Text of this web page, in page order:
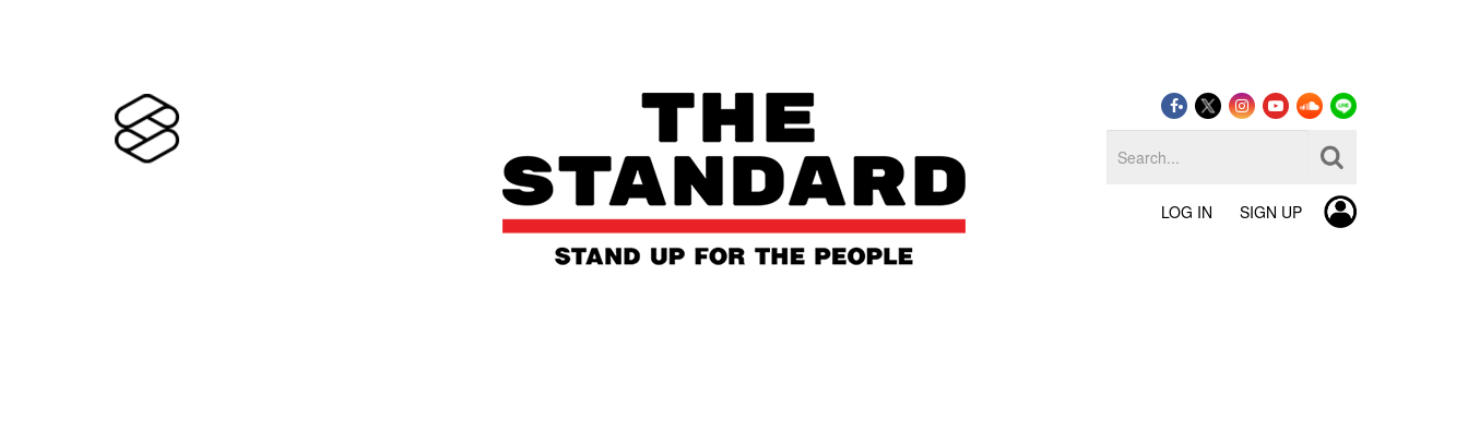
LOG IN SIGN UP